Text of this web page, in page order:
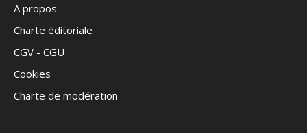
A propos
Charte éditoriale
CGV - CGU
Cookies
Charte de modération